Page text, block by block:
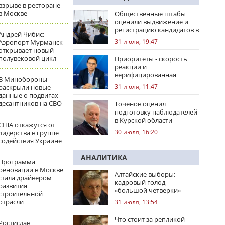
в ресторане
Москве
Чибис:
Мурманск
новый
цикл
Минобороны
новые
о подвигах
на СВО
откажутся от
в группе
Украине
в Москве
драйвером
Общественные штабы
оценили выдвижение и
регистрацию кандидатов в
регионах
31 июля, 19:47
Приоритеты - скорость
реакции и
верифицированная
правовая позиция
31 июля, 11:47
Точенов оценил
подготовку наблюдателей
в Курской области
30 июля, 16:20
АНАЛИТИКА
Алтайские выборы:
кадровый голод
«большой четверки»
31 июля, 13:54
Что стоит за репликой